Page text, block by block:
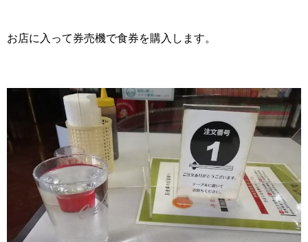
お店に入って券売機で食券を購入します。